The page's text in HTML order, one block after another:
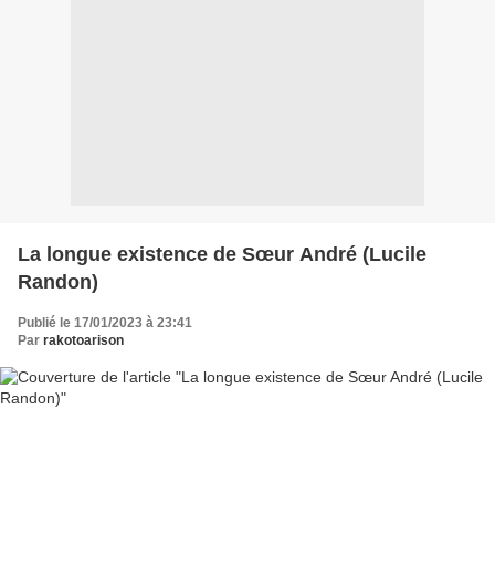
La longue existence de Sœur André (Lucile
Randon)
Publié le 17/01/2023 à 23:41
Par rakotoarison